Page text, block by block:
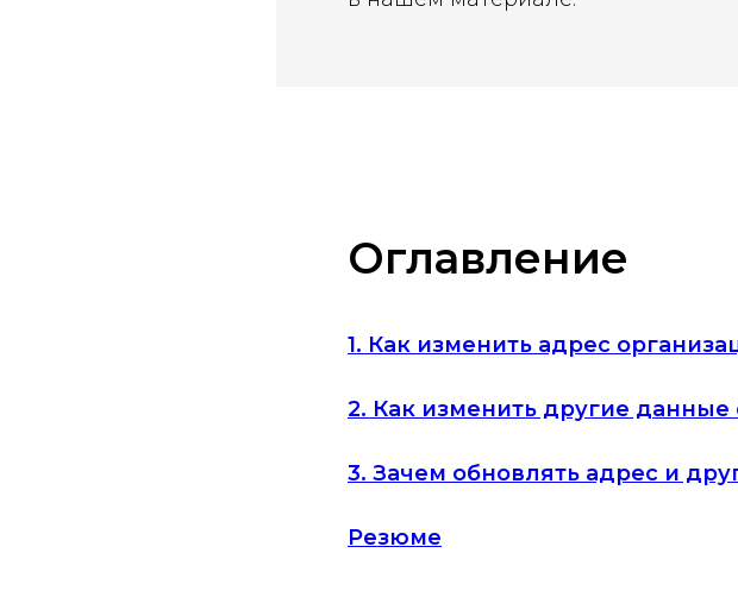
Оглавление
1. Как изменить адрес
2. Как изменить другие
3. Зачем обновлять адрес и
Резюме